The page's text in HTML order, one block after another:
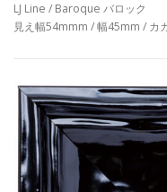
LJ Line / Baroque バロック
見え幅54mmm / 幅45mm / カ